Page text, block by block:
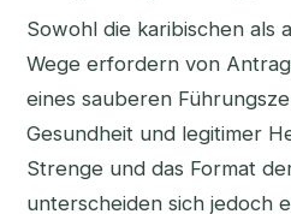
Sowohl die karibischen als
Wege erfordern von
eines sauberen
Gesundheit und legitimer
Strenge und das Format
unterscheiden sich jedoch